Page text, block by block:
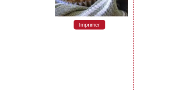
Imprimer